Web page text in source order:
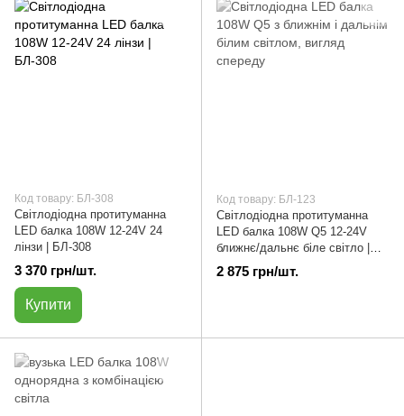
Код товару: БЛ-308
Світлодіодна протитуманна
LED балка 108W 12-24V 24
лінзи | БЛ-308
3 370 грн/шт.
Купити
Код товару: БЛ-123
Світлодіодна протитуманна
LED балка 108W Q5 12-24V
ближнє/дальнє біле світло |
БЛ-123
2 875 грн/шт.